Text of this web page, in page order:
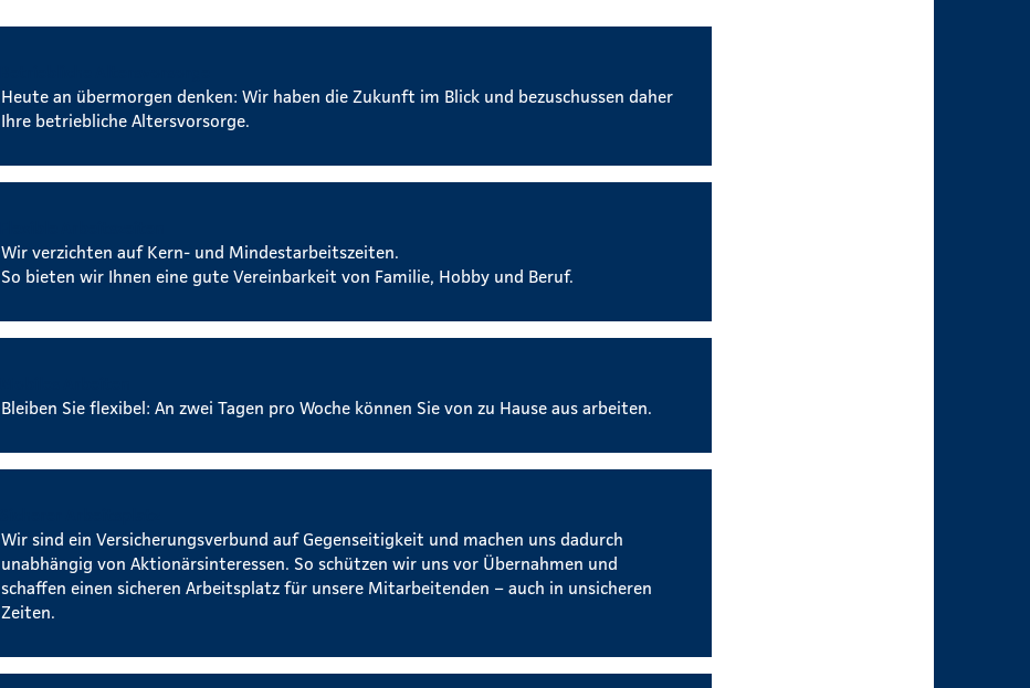
Heute an übermorgen denken: Wir haben die Zukunft im Blick und bezuschussen daher
Ihre betriebliche Altersvorsorge.
Wir verzichten auf Kern- und Mindestarbeitszeiten.
So bieten wir Ihnen eine gute Vereinbarkeit von Familie, Hobby und Beruf.
Bleiben Sie flexibel: An zwei Tagen pro Woche können Sie von zu Hause aus arbeiten.
Wir sind ein Versicherungsverbund auf Gegenseitigkeit und machen uns dadurch
unabhängig von Aktionärsinteressen. So schützen wir uns vor Übernahmen und
schaffen einen sicheren Arbeitsplatz für unsere Mitarbeitenden – auch in unsicheren
Zeiten.